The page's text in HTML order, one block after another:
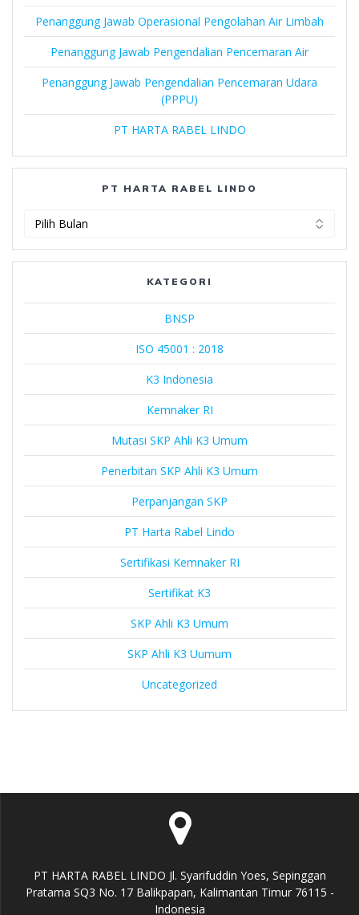
Penanggung Jawab Operasional Pengolahan Air Limbah
Penanggung Jawab Pengendalian Pencemaran Air
Penanggung Jawab Pengendalian Pencemaran Udara
(PPPU)
PT HARTA RABEL LINDO
PT HARTA RABEL LINDO
Rabel
KATEGORI
BNSP
ISO 45001 : 2018
K3 Indonesia
Kemnaker RI
Mutasi SKP Ahli K3 Umum
Penerbitan SKP Ahli K3 Umum
Perpanjangan SKP
PT Harta Rabel Lindo
Sertifikasi Kemnaker RI
Sertifikat K3
SKP Ahli K3 Umum
SKP Ahli K3 Uumum
Uncategorized
PT HARTA RABEL LINDO Jl. Syarifuddin Yoes, Sepinggan
Pratama SQ3 No. 17 Balikpapan, Kalimantan Timur 76115 -
Indonesia